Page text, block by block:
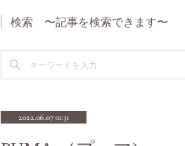
検索 〜記事を検索できます〜
2022.06.07 01:31